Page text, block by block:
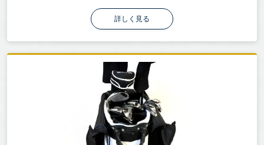
詳しく見る